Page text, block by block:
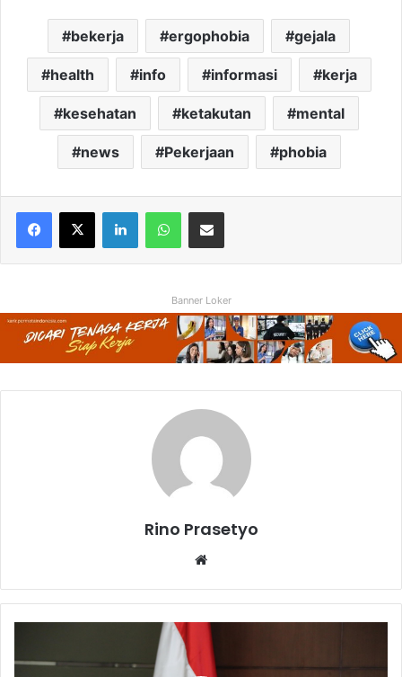
bekerja ergophobia gejala
health info informasi kerja
kesehatan ketakutan mental
news Pekerjaan phobia
Facebook
X LinkedInWhatsAppShare via Email
Banner Loker
Rino Prasetyo
Sebut